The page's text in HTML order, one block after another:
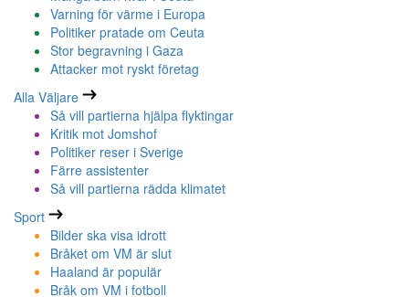
Varning för värme i Europa
Politiker pratade om Ceuta
Stor begravning i Gaza
Attacker mot ryskt företag
Alla Väljare
Så vill partierna hjälpa flyktingar
Kritik mot Jomshof
Politiker reser i Sverige
Färre assistenter
Så vill partierna rädda klimatet
Sport
Bilder ska visa idrott
Bråket om VM är slut
Haaland är populär
Bråk om VM i fotboll